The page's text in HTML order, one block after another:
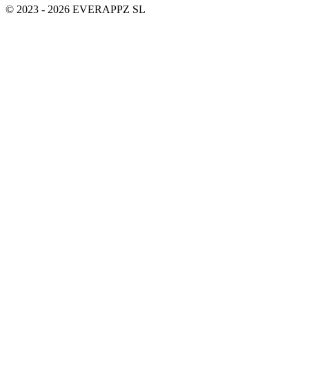
© 2023 - 2026 EVERAPPZ SL